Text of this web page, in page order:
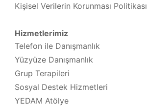
Kişisel Verilerin Korunması Politikası
Hizmetlerimiz
Telefon ile Danışmanlık
Yüzyüze Danışmanlık
Grup Terapileri
Sosyal Destek Hizmetleri
YEDAM Atölye